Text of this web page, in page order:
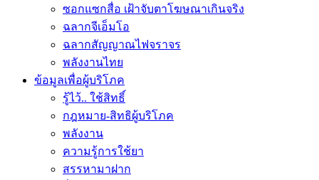
ซอกแซกสื่อ เฝ้าจับตาโฆษณาเกินจริง
ฉลากจีเอ็มโอ
ฉลากสัญญาณไฟจราจร
พลังงานไทย
ข้อมูลเพื่อผู้บริโภค
รู้ไว้.. ใช้สิทธิ์
กฎหมาย-สิทธิผู้บริโภค
พลังงาน
ความรู้การใช้ยา
สรรหามาฝาก